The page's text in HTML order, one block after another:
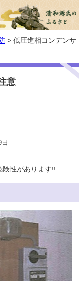
> 低圧進相コンデンサ
意
険性があります!!